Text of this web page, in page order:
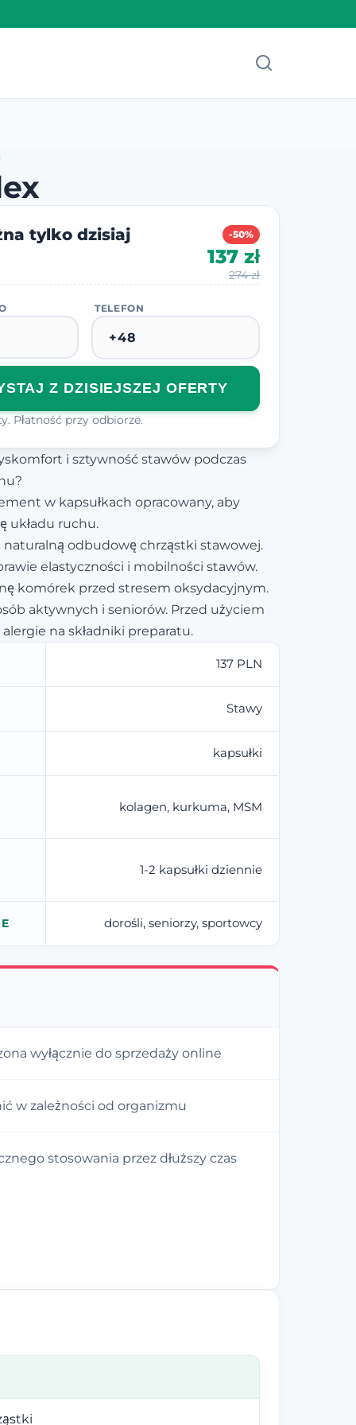
tylko dzisiaj -50%
137 zł
274 zł
TELEFON
Z DZISIEJSZEJ OFERTY
Płatność przy odbiorze.
i sztywność stawów podczas
w kapsułkach opracowany, aby
układu ruchu.
naturalną odbudowę chrząstki stawowej.
elastyczności i mobilności stawów.
komórek przed stresem oksydacyjnym.
aktywnych i seniorów. Przed użyciem
na składniki preparatu.
137 PLN
Stawy
kapsułki
kolagen, kurkuma, MSM
1-2 kapsułki dziennie
dorośli, seniorzy, sportowcy
wyłącznie do sprzedaży online
w zależności od organizmu
stosowania przez dłuższy czas